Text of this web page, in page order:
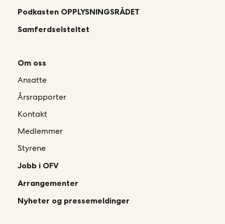
Podkasten OPPLYSNINGSRÅDET
Samferdselsteltet
Om oss
Ansatte
Årsrapporter
Kontakt
Medlemmer
Styrene
Jobb i OFV
Arrangementer
Nyheter og pressemeldinger